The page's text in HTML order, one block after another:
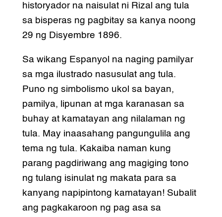
historyador na naisulat ni Rizal ang tula
sa bisperas ng pagbitay sa kanya noong
29 ng Disyembre 1896.
Sa wikang Espanyol na naging pamilyar
sa mga ilustrado nasusulat ang tula.
Puno ng simbolismo ukol sa bayan,
pamilya, lipunan at mga karanasan sa
buhay at kamatayan ang nilalaman ng
tula. May inaasahang pangungulila ang
tema ng tula. Kakaiba naman kung
parang pagdiriwang ang magiging tono
ng tulang isinulat ng makata para sa
kanyang napipintong kamatayan! Subalit
ang pagkakaroon ng pag asa sa